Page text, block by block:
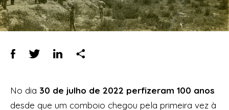
No dia 30 de julho de 2022 perfizeram 100 anos
desde que um comboio chegou pela primeira vez à